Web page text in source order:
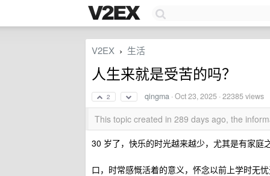
V2EX › 生活
人生来就是受苦的吗？
2 qingma ·Oct 23, 2025 · 22385 views
This topic created in 289 days ago, the
30 岁了，快乐的时光越来越少，尤其是有家庭
口，时常感慨活着的意义，怀念以前上学时无